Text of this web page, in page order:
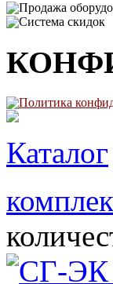
Продажа
Система скидок
Политика
Каталог